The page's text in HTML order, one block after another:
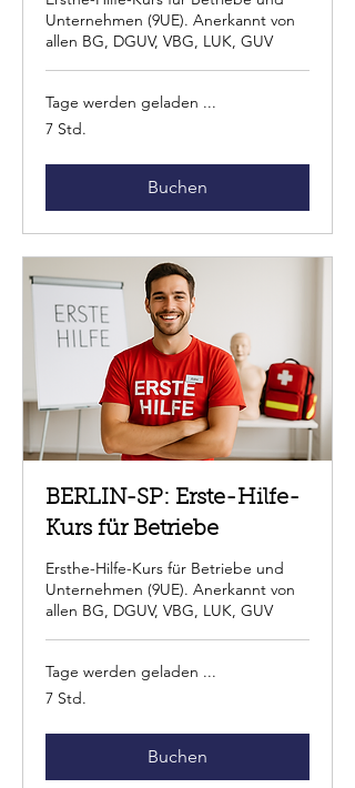
Unternehmen (9UE). Anerkannt von
allen BG, DGUV, VBG, LUK, GUV
Tage werden geladen ...
7 Std.
Buchen
BERLIN-SP: Erste-Hilfe-
Kurs für Betriebe
Ersthe-Hilfe-Kurs für Betriebe und
Unternehmen (9UE). Anerkannt von
allen BG, DGUV, VBG, LUK, GUV
Tage werden geladen ...
7 Std.
Buchen